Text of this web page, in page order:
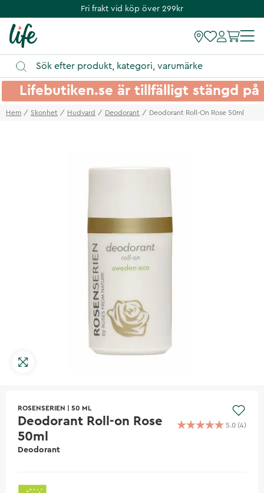
Fri frakt vid köp över 299kr
Lifebutiken.se är tillfälligt stängd
Hem Skonhet Hudvard Deodorant Deodorant Roll-On Rose 50ml
ROSENSERIEN 50 ML
Deodorant Roll-on Rose
50ml
Deodorant
5.0 (4)